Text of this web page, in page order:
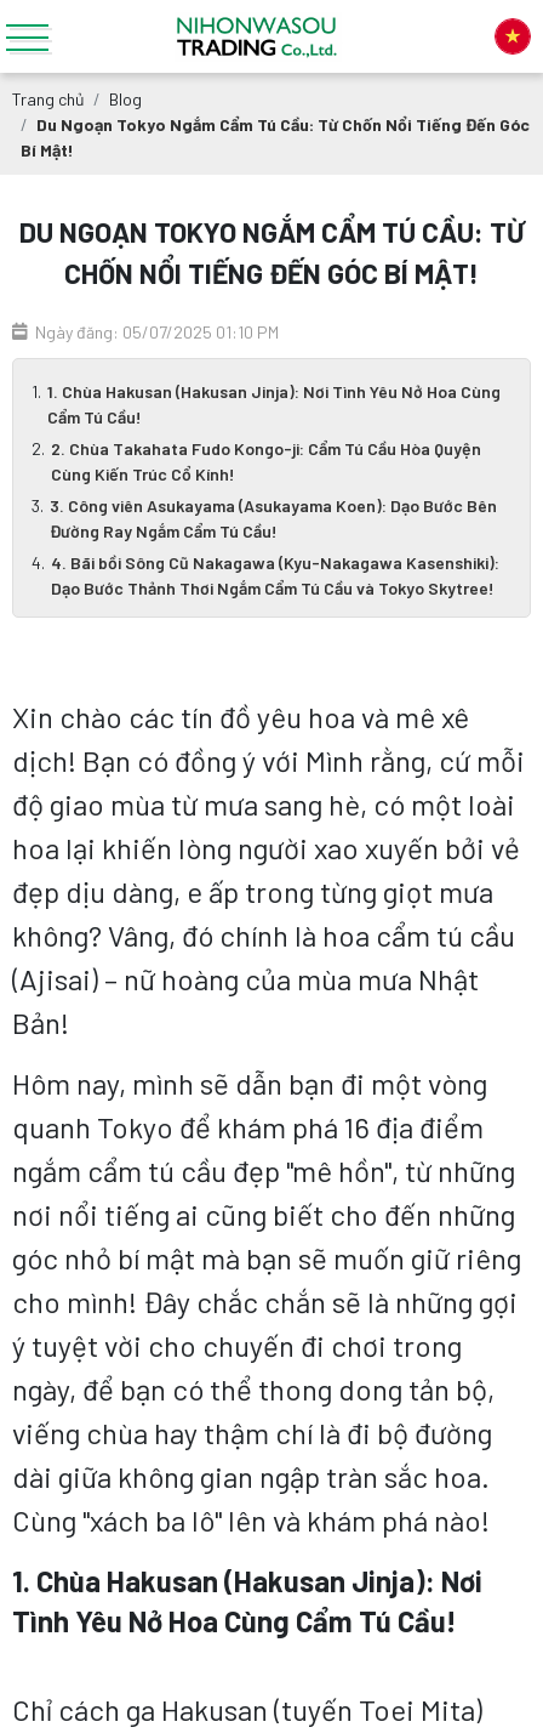
Trang chủ
Blog
Du Ngoạn Tokyo Ngắm Cẩm Tú Cầu: Từ Chốn Nổi Tiếng Đến Góc
Bí Mật!
DU NGOẠN TOKYO NGẮM CẨM TÚ CẦU: TỪ
CHỐN NỔI TIẾNG ĐẾN GÓC BÍ MẬT!
Ngày đăng: 05/07/2025 01:10 PM
1. Chùa Hakusan (Hakusan Jinja): Nơi Tình Yêu Nở Hoa Cùng
Cẩm Tú Cầu!
2. Chùa Takahata Fudo Kongo-ji: Cẩm Tú Cầu Hòa Quyện
Cùng Kiến Trúc Cổ Kính!
3. Công viên Asukayama (Asukayama Koen): Dạo Bước Bên
Đường Ray Ngắm Cẩm Tú Cầu!
4. Bãi bồi Sông Cũ Nakagawa (Kyu-Nakagawa Kasenshiki):
Dạo Bước Thảnh Thơi Ngắm Cẩm Tú Cầu và Tokyo Skytree!
Xin chào các tín đồ yêu hoa và mê xê
dịch! Bạn có đồng ý với Mình rằng, cứ mỗi
độ giao mùa từ mưa sang hè, có một loài
hoa lại khiến lòng người xao xuyến bởi vẻ
đẹp dịu dàng, e ấp trong từng giọt mưa
không? Vâng, đó chính là hoa cẩm tú cầu
(Ajisai) – nữ hoàng của mùa mưa Nhật
Bản!
Hôm nay, mình sẽ dẫn bạn đi một vòng
quanh Tokyo để khám phá 16 địa điểm
ngắm cẩm tú cầu đẹp "mê hồn", từ những
nơi nổi tiếng ai cũng biết cho đến những
góc nhỏ bí mật mà bạn sẽ muốn giữ riêng
cho mình! Đây chắc chắn sẽ là những gợi
ý tuyệt vời cho chuyến đi chơi trong
ngày, để bạn có thể thong dong tản bộ,
viếng chùa hay thậm chí là đi bộ đường
dài giữa không gian ngập tràn sắc hoa.
Cùng "xách ba lô" lên và khám phá nào!
1. Chùa Hakusan (Hakusan Jinja): Nơi
Tình Yêu Nở Hoa Cùng Cẩm Tú Cầu!
Chỉ cách ga Hakusan (tuyến Toei Mita)